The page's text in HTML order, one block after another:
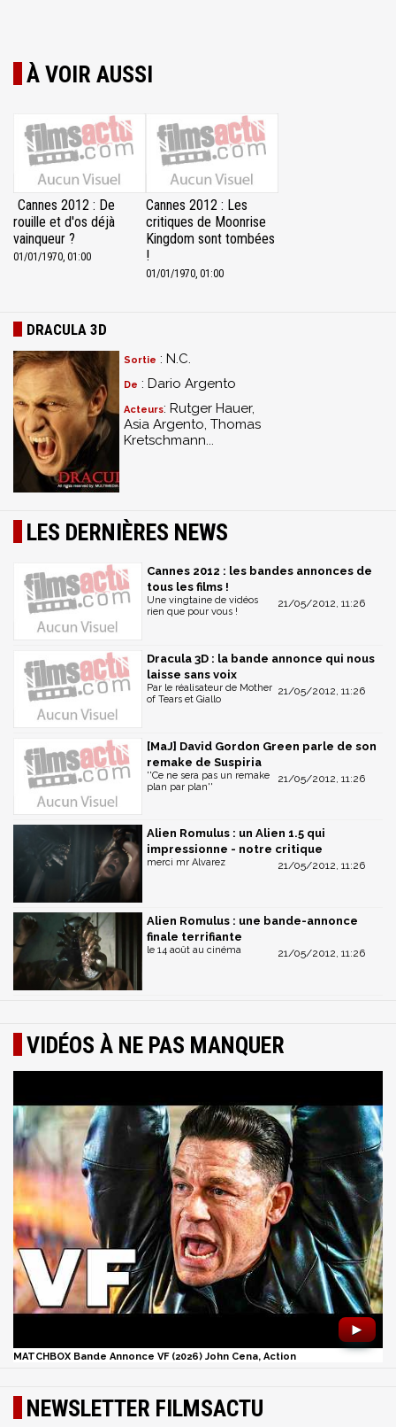
À VOIR AUSSI
Cannes 2012 : De
rouille et d'os déjà
vainqueur ?
01/01/1970, 01:00
Cannes 2012 : Les
critiques de Moonrise
Kingdom sont tombées
!
01/01/1970, 01:00
DRACULA 3D
Sortie : N.C.
De : Dario Argento
Acteurs: Rutger Hauer,
Asia Argento, Thomas
Kretschmann...
LES DERNIÈRES NEWS
Cannes 2012 : les bandes annonces de
tous les films !
21/05/2012, 11:26
Une vingtaine de vidéos
rien que pour vous !
Dracula 3D : la bande annonce qui nous
laisse sans voix
21/05/2012, 11:26
Par le réalisateur de Mother
of Tears et Giallo
[MaJ] David Gordon Green parle de son
remake de Suspiria
21/05/2012, 11:26
''Ce ne sera pas un remake
plan par plan''
Alien Romulus : un Alien 1.5 qui
impressionne - notre critique
21/05/2012, 11:26
merci mr Alvarez
Alien Romulus : une bande-annonce
finale terrifiante
21/05/2012, 11:26
le 14 août au cinéma
VIDÉOS À NE PAS MANQUER
►
MATCHBOX Bande Annonce VF (2026) John Cena, Action
NEWSLETTER FILMSACTU